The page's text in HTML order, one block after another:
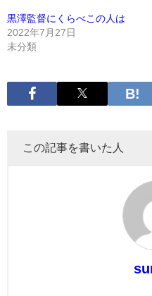
黒澤監督にくらべこの人は
2022年7月27日
未分類
この記事を書いた人